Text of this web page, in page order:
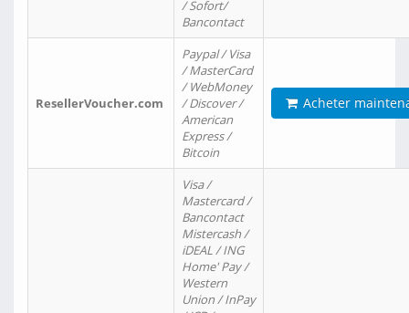
/ Sofort/
Bancontact
ResellerVoucher.com
Paypal / Visa
/ MasterCard
/ WebMoney
/ Discover /
American
Express /
Bitcoin
Acheter
Visa /
Mastercard /
Bancontact
Mistercash /
iDEAL / ING
Home' Pay /
Western
Union / InPay